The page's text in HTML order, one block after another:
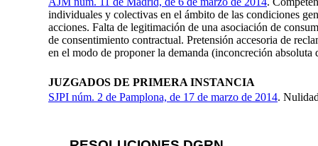
individuales y colectivas en el ámbito de las condiciones
acciones. Falta de legitimación de una asociación de
de consentimiento contractual. Pretensión accesoria de
en el modo de proponer la demanda (inconcreción absoluta
JUZGADOS DE PRIMERA INSTANCIA
SJPI núm. 2 de Pamplona, de 17 de marzo de 2014.